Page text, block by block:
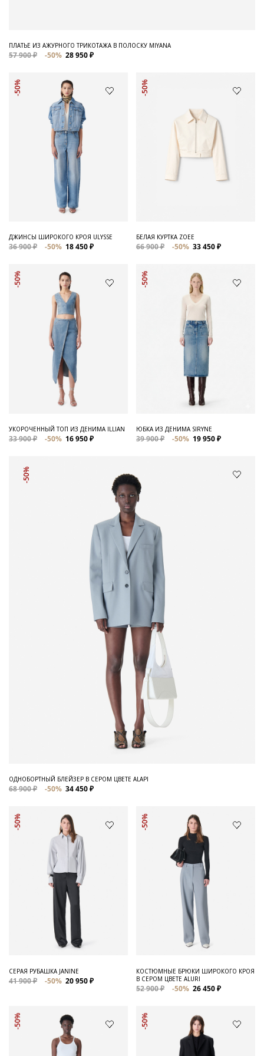
ПЛАТЬЕ ИЗ АЖУРНОГО ТРИКОТАЖА В ПОЛОСКУ MIYANA
57 900 ₽ -50% 28 950 ₽
-50%
ДЖИНСЫ ШИРОКОГО КРОЯ ULYSSE
36 900 ₽ -50% 18 450 ₽
-50%
БЕЛАЯ КУРТКА ZOEE
66 900 ₽ -50% 33 450 ₽
-50%
УКОРОЧЕННЫЙ ТОП ИЗ ДЕНИМА ILLIAN
33 900 ₽ -50% 16 950 ₽
-50%
ЮБКА ИЗ ДЕНИМА SIRYNE
39 900 ₽ -50% 19 950 ₽
-50%
ОДНОБОРТНЫЙ БЛЕЙЗЕР В СЕРОМ ЦВЕТЕ ALAPI
68 900 ₽ -50% 34 450 ₽
-50%
СЕРАЯ РУБАШКА JANINE
41 900 ₽ -50% 20 950 ₽
-50%
КОСТЮМНЫЕ БРЮКИ ШИРОКОГО КРОЯ
В СЕРОМ ЦВЕТЕ ALURI
52 900 ₽ -50% 26 450 ₽
-50% -50%